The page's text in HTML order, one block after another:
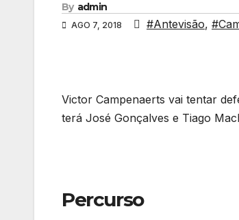
By admin
AGO 7, 2018 #Antevisão,
Victor Campenaerts vai tentar
terá José Gonçalves e Tiago
Percurso